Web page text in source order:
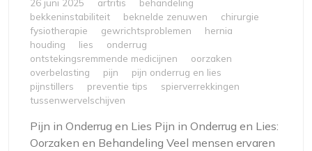
26 juni 2025 artritis
behandeling
bekkeninstabiliteit
beknelde zenuwen
chirurgie
fysiotherapie
gewrichtsproblemen
hernia
houding
lies
onderrug
ontstekingsremmende medicijnen
oorzaken
overbelasting
pijn
pijn onderrug en lies
pijnstillers
preventie tips
spierverrekkingen
tussenwervelschijven
Pijn in Onderrug en Lies Pijn in Onderrug en Lies:
Oorzaken en Behandeling Veel mensen ervaren